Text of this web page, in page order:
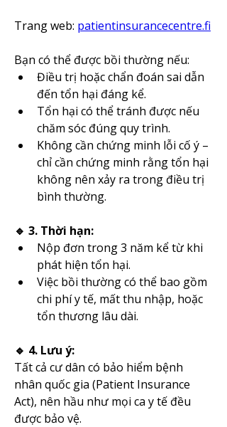
Trang web: patientinsurancecentre.fi
Bạn có thể được bồi thường nếu:
Điều trị hoặc chẩn đoán sai dẫn
đến tổn hại đáng kể.
Tổn hại có thể tránh được nếu
chăm sóc đúng quy trình.
Không cần chứng minh lỗi cố ý –
chỉ cần chứng minh rằng tổn hại
không nên xảy ra trong điều trị
bình thường.
🔹 3. Thời hạn:
Nộp đơn trong 3 năm kể từ khi
phát hiện tổn hại.
Việc bồi thường có thể bao gồm
chi phí y tế, mất thu nhập, hoặc
tổn thương lâu dài.
🔹 4. Lưu ý:
Tất cả cư dân có bảo hiểm bệnh
nhân quốc gia (Patient Insurance
Act), nên hầu như mọi ca y tế đều
được bảo vệ.